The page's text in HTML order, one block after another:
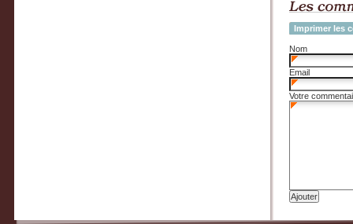
Imprimer les
Nom
Email
Votre